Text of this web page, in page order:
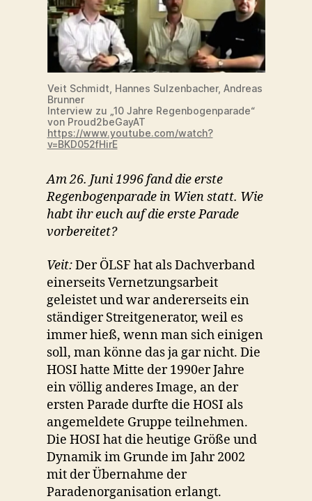
Veit Schmidt, Hannes Sulzenbacher, Andreas
Brunner
Interview zu „10 Jahre Regenbogenparade“
von Proud2beGayAT
https://www.youtube.com/watch?
v=BKD052fHirE
Am 26. Juni 1996 fand die erste
Regenbogenparade in Wien statt. Wie
habt ihr euch auf die erste Parade
vorbereitet?
Veit:Der ÖLSF hat als Dachverband
einerseits Vernetzungsarbeit
geleistet und war andererseits ein
ständiger Streitgenerator, weil es
immer hieß, wenn man sich einigen
soll, man könne das ja gar nicht. Die
HOSI hatte Mitte der 1990er Jahre
ein völlig anderes Image, an der
ersten Parade durfte die HOSI als
angemeldete Gruppe teilnehmen.
Die HOSI hat die heutige Größe und
Dynamik im Grunde im Jahr 2002
mit der Übernahme der
Paradenorganisation erlangt.